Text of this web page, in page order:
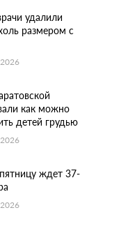
удалили
размером с
как можно
детей грудью
ждет 37-